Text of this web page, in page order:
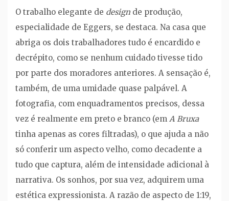
O trabalho elegante de design de produção,
especialidade de Eggers, se destaca. Na casa que
abriga os dois trabalhadores tudo é encardido e
decrépito, como se nenhum cuidado tivesse tido
por parte dos moradores anteriores. A sensação é,
também, de uma umidade quase palpável. A
fotografia, com enquadramentos precisos, dessa
vez é realmente em preto e branco (em A Bruxa
tinha apenas as cores filtradas), o que ajuda a não
só conferir um aspecto velho, como decadente a
tudo que captura, além de intensidade adicional à
narrativa. Os sonhos, por sua vez, adquirem uma
estética expressionista. A razão de aspecto de 1:19,